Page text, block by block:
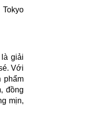
giải
Với
phẩm
đồng
mịn,